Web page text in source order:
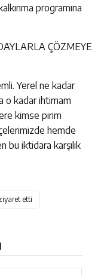
programına
ÇÖZMEYE
Yerel ne kadar
o kadar ihtimam
kimse pirim
hemde
bu iktidara karşılık
etti